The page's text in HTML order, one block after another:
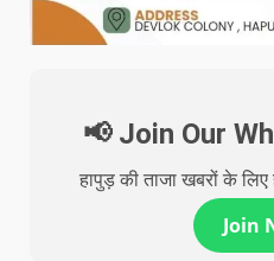
📢 Join Our
हापुड़ की ताजा खबरों के
Join